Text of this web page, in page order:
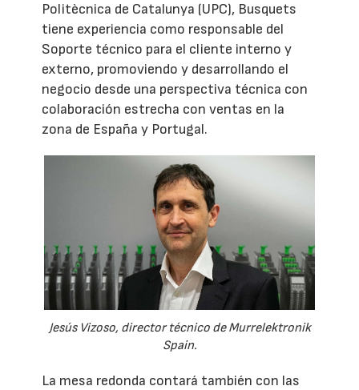
Politècnica de Catalunya (UPC), Busquets
tiene experiencia como responsable del
Soporte técnico para el cliente interno y
externo, promoviendo y desarrollando el
negocio desde una perspectiva técnica con
colaboración estrecha con ventas en la
zona de España y Portugal.
Jesús Vizoso, director técnico de Murrelektronik
Spain.
La mesa redonda contará también con las